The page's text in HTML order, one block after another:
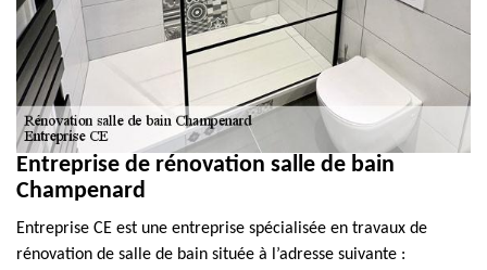
Entreprise de rénovation salle de bain
Champenard
Entreprise CE est une entreprise spécialisée en travaux de
rénovation de salle de bain située à l’adresse suivante :